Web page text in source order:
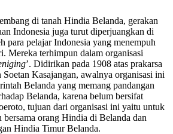
di tanah Hindia Belanda, gerakan
Indonesia juga turut diperjuangkan di
para pelajar Indonesia yang menempuh
Mereka terhimpun dalam organisasi
’. Didirikan pada 1908 atas prakarsa
Kasajangan, awalnya organisasi ini
Belanda yang memang pandangan
Belanda, karena belum bersifat
tujuan dari organisasi ini yaitu untuk
bersama orang Hindia di Belanda dan
Hindia Timur Belanda.